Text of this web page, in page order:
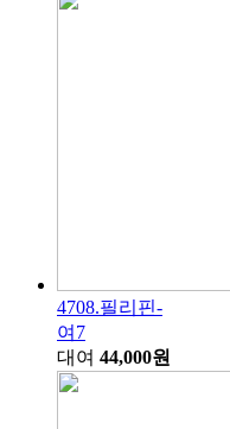
4708.필리핀-
여7
대여 44,000원